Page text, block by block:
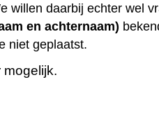
willen daarbij echter wel
en achternaam)
niet geplaatst.
mogelijk.